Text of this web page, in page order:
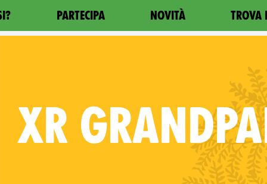
PARTECIPA NOVITÀ TROVA
XR